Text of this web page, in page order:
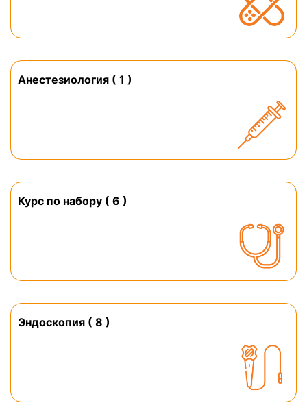
Анестезиология ( 1 )
Курс по набору ( 6 )
Эндоскопия ( 8 )